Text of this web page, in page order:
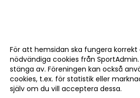
För att hemsidan ska fungera korrekt
nödvändiga cookies från
stänga av. Föreningen kan också
cookies, t.ex. för statistik eller
själv om du vill acceptera dessa.